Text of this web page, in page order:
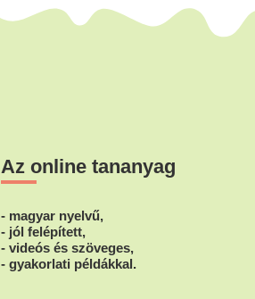
Az online tananyag
- magyar nyelvű,
- jól felépített,
- videós és szöveges,
- gyakorlati példákkal.